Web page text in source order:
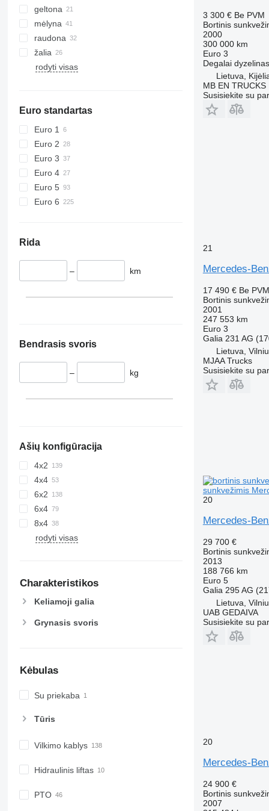
geltona
mėlyna
raudona
žalia
rodyti visas
Euro standartas
Euro 1
Euro 2
Euro 3
Euro 4
Euro 5
Euro 6
Rida
– km
Bendrasis svoris
– kg
Ašių konfigūracija
4x2
4x4
6x2
6x4
8x4
rodyti visas
Charakteristikos
Keliamoji galia
Grynasis svoris
Kėbulas
Su priekaba
Tūris
Vilkimo kablys
Hidraulinis liftas
PTO
3 300 € Be PVM
Bortinis
2000
300 000 km
Euro 3
Degalai dyzelinas
Lietuva,
MB EN TRUCKS
Susisiekite su
21
Mercedes-
17 490 € Be PVM
Bortinis
2001
247 553 km
Euro 3
Galia 231 AG
Lietuva,
MJAA Trucks
Susisiekite su
sunkvežimis
20
Mercedes-
29 700 €
Bortinis
2013
188 766 km
Euro 5
Galia 295 AG
Lietuva,
UAB GEDAIVA
Susisiekite su
20
Mercedes-
24 900 €
Bortinis
2007